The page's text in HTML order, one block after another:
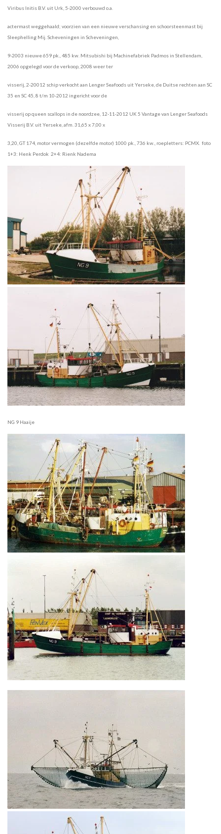
Viribus Initis B.V. uit Urk, 5-2000 verbouwd o.a.
actermast weggehaald; voorzien van een nieuwe verschansing en schoorsteenmast bij
Sleephelling Mij. Scheveningen in Scheveningen,
9-2003 nieuwe 659 pk., 485 kw. Mitsubishi bij Machinefabriek Padmos in Stellendam,
2006 opgelegd voor de verkoop, 2008 weer ter
visserij, 2-20012 schip verkocht aan Lenger Seafoods uit Yerseke, de Duitse rechten aan SC
35 en SC 45, 8 t/m 10-2012 ingericht voor de
visserij op queen scallops in de noordzee, 12-11-2012 UK 5 Vantage van Lenger Seafoods
Visserij B.V. uit Yerseke, afm. 31,65 x 7,00 x
3,20, GT 174, motor vermogen (dezelfde motor) 1000 pk., 736 kw., roepletters: PCMX. foto
1+3: Henk Perdok 2+4: Rienk Nadema
NG 9 Haaije